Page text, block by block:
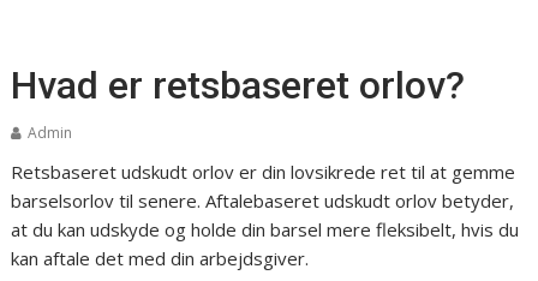
Hvad er retsbaseret orlov?
Admin
Retsbaseret udskudt orlov er din lovsikrede ret til at gemme
barselsorlov til senere. Aftalebaseret udskudt orlov betyder,
at du kan udskyde og holde din barsel mere fleksibelt, hvis du
kan aftale det med din arbejdsgiver.